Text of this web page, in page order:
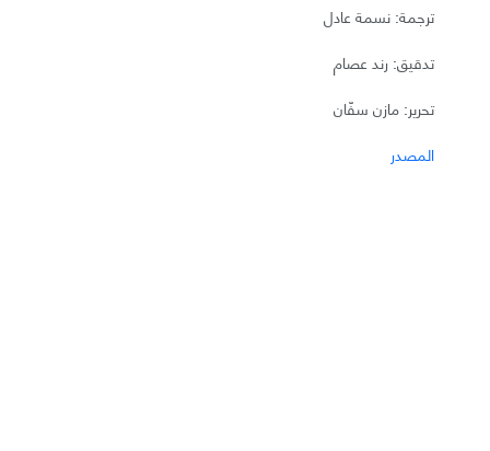
ترجمة: نسمة عادل
تدقيق: رند عصام
تحرير: مازن سفّان
المصدر